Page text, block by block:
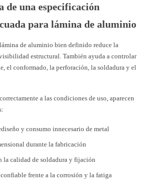
de una especificación
para lámina de aluminio
de aluminio bien definido reduce la
estructural. También ayuda a controlar
el conformado, la perforación, la soldadura y el
a las condiciones de uso, aparecen
y consumo innecesario de metal
durante la fabricación
la calidad de soldadura y fijación
frente a la corrosión y la fatiga